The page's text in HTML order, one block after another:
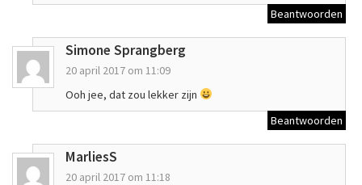
Beantwoorden
Simone Sprangberg
20 april 2017 om 11:09
Ooh jee, dat zou lekker zijn
Beantwoorden
MarliesS
20 april 2017 om 11:18